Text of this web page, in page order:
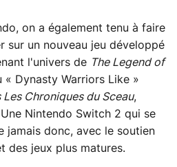
on a également tenu à faire
sur un nouveau jeu développé
l'univers de The Legend of
« Dynasty Warriors Like »
Chroniques du Sceau,
Nintendo Switch 2 qui se
jamais donc, avec le soutien
des jeux plus matures.